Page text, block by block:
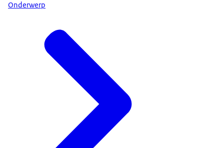
Onderwerp